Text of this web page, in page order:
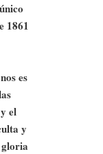
1861
es
el
y